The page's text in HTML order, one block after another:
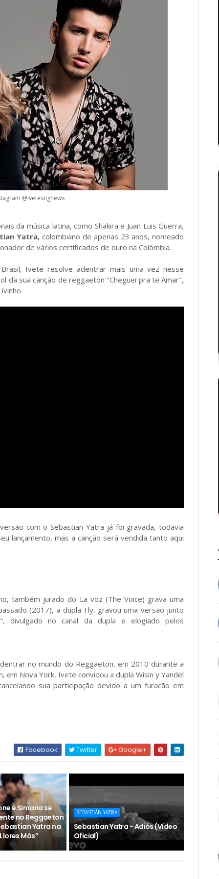
@ivetesngnews
da música latina, como Shakira e Juan Luis Guerra,
Yatra, colombiano de apenas 23 anos, nomeado
de vários certificados de ouro na Colômbia.
Ivete resolve adentrar mais uma vez nesse
da sua canção de reggaeton "Cheguei pra te Amar",
com o Sebastian Yatra já foi gravada, todavia
lançamento, mas a canção será vendida tanto aqui
também jurado do La voz (The Voice) grava uma
(2017), a dupla Fly, gravou uma versão junto
divulgado no canal da dupla e elogiado pelos
no mundo do Reggaeton, em 2010 durante a
em Nova York, Ivete convidou a dupla Wisin y Yandel
sua participação devido a um furacão em
Facebook Twitter Google+
e Simaria se
no Reggaeton
Yatra na
Más”
SEBASTIÁN YATRA
Sebastian Yatra - Adiós (Vídeo
Oficial)